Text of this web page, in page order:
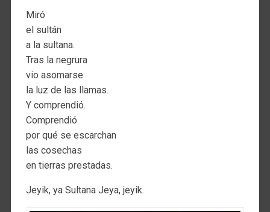
Miró
el sultán
a la sultana.
Tras la negrura
vio asomarse
la luz de las llamas.
Y comprendió.
Comprendió
por qué se escarchan
las cosechas
en tierras prestadas.
Jeyik, ya Sultana Jeya, jeyik.